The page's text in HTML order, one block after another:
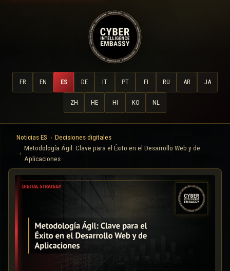
FR EN ES DE IT PT FI RU AR JA
ZH HE HI KO NL
Noticias ES
Decisiones digitales
Metodología Ágil: Clave para el Éxito en el Desarrollo Web y de
Aplicaciones